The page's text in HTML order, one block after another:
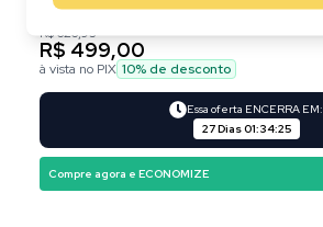
R$ 626,95
R$ 499,00
à vista no PIX 10% de desconto
Essa oferta ENCERRA EM:
27 Dias 01:34:24
Compre agora e ECONOMIZE